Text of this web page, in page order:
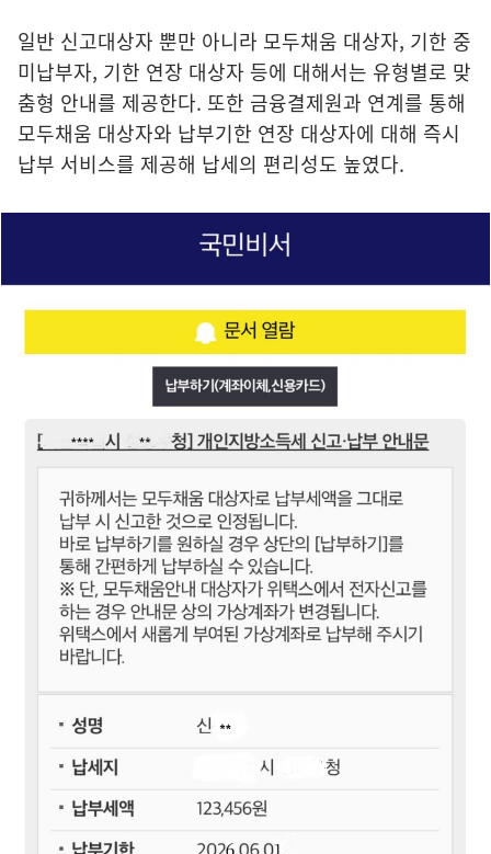
일반 신고대상자 뿐만 아니라 모두채움 대상자, 기한 중
미납부자, 기한 연장 대상자 등에 대해서는 유형별로 맞
춤형 안내를 제공한다. 또한 금융결제원과 연계를 통해
모두채움 대상자와 납부기한 연장 대상자에 대해 즉시
납부 서비스를 제공해 납세의 편리성도 높였다.